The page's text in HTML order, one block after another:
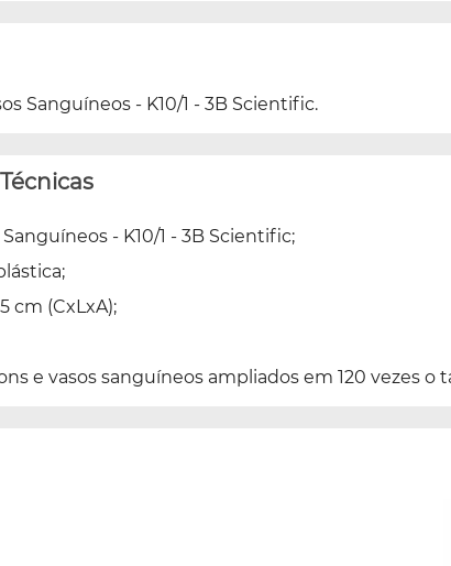
Sanguíneos - K10/1 - 3B Scientific.
- K10/1 - 3B Scientific;
cm (CxLxA);
e vasos sanguíneos ampliados em 120 vezes o